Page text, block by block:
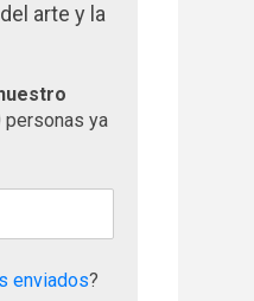
arte y la
personas ya
enviados?